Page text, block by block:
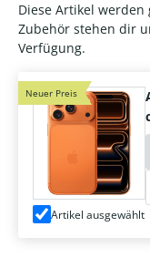
Diese Artikel
Zubehör stehen dir
Verfügung.
Neuer Preis
Artikel ausgewählt